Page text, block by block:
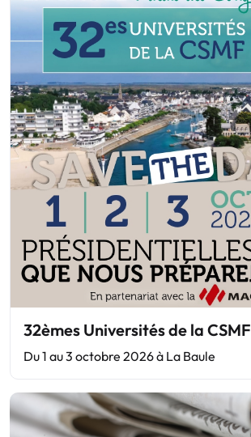
32èmes Universités de la CSMF
Du 1 au 3 octobre 2026 à La Baule